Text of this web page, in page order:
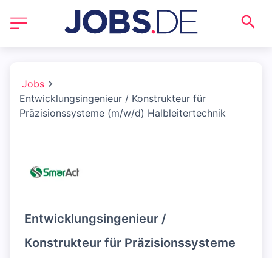
Jobs
Entwicklungsingenieur / Konstrukteur für
Präzisionssysteme (m/w/d) Halbleitertechnik
Entwicklungsingenieur /
Konstrukteur für Präzisionssysteme